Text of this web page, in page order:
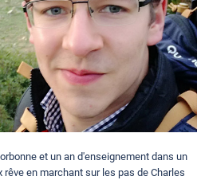
et un an d'enseignement dans un
rêve en marchant sur les pas de Charles